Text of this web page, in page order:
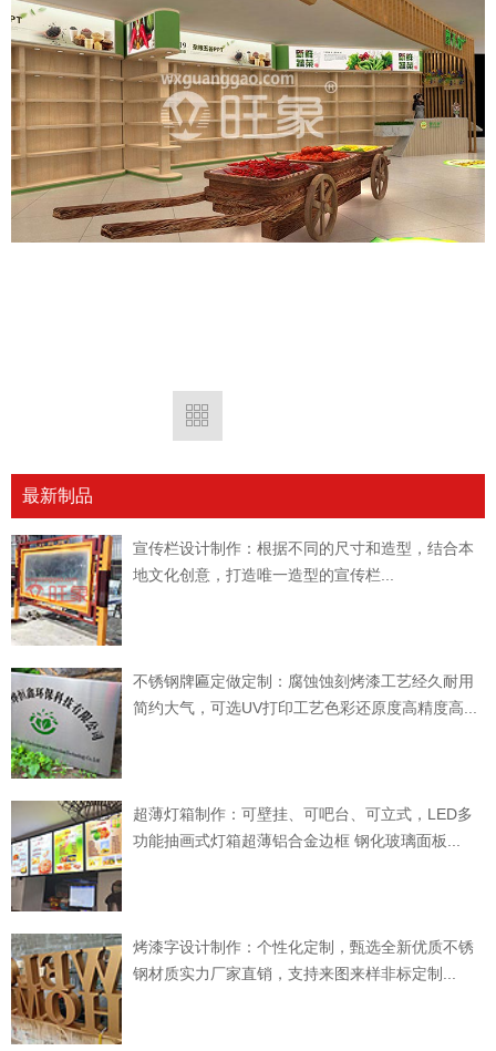
最新制品
宣传栏设计制作：根据不同的尺寸和造型，结合本
地文化创意，打造唯一造型的宣传栏...
不锈钢牌匾定做定制：腐蚀蚀刻烤漆工艺经久耐用
简约大气，可选UV打印工艺色彩还原度高精度高...
超薄灯箱制作：可壁挂、可吧台、可立式，LED多
功能抽画式灯箱超薄铝合金边框 钢化玻璃面板...
烤漆字设计制作：个性化定制，甄选全新优质不锈
钢材质实力厂家直销，支持来图来样非标定制...